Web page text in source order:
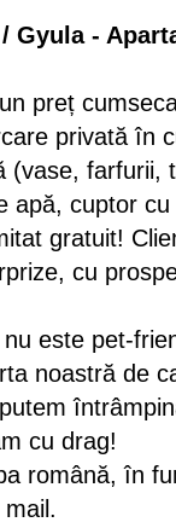
Gyula -
preț
privată în
(vase, farfurii,
apă, cuptor cu
gratuit!
cu
nu este pet-
noastră de
cu drag!
română, în